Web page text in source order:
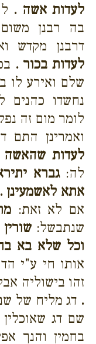
לעדות אשה .
בה רבנן
דרבנן מקדש
לעדות בכור .
שלם ואירע לו
נחשדו כהנים
לומר מום זה
ואמרינן התם
לעדות
לה:גברא
אתא לאשמעינן .
אם לא זאת:
שנתבשל:
וכל שלא בא
אותו חי ע"י
זהו בישוליה
. דג מליח של
שם דג
בחמין והנך